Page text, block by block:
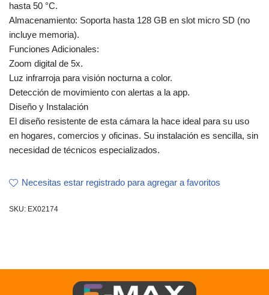
hasta 50 °C.
Almacenamiento: Soporta hasta 128 GB en slot micro SD (no
incluye memoria).
Funciones Adicionales:
Zoom digital de 5x.
Luz infrarroja para visión nocturna a color.
Detección de movimiento con alertas a la app.
Diseño y Instalación
El diseño resistente de esta cámara la hace ideal para su uso
en hogares, comercios y oficinas. Su instalación es sencilla, sin
necesidad de técnicos especializados.
Necesitas estar registrado para agregar a favoritos
SKU: EX02174